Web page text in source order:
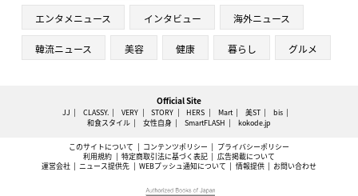
エンタメニュース インタビュー 海外ニュース
韓流ニュース 美容 健康 暮らし グルメ
Official Site
JJ CLASSY. VERY STORY HERS Mart 美ST
bis
和食スタイル
女性自身 SmartFLASH kokode.jp
このサイトについて コンテンツポリシー
プライバシーポリシー
利用規約
特定商取引法に基づく表記
広告掲載について
運営会社
ニュース提供先 WEBプッシュ通知について 情報提供 お問い合わせ